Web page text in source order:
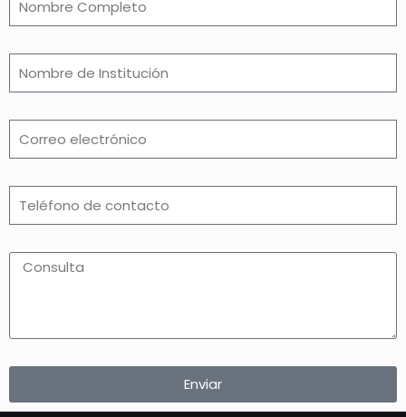
Enviar
Alternative: